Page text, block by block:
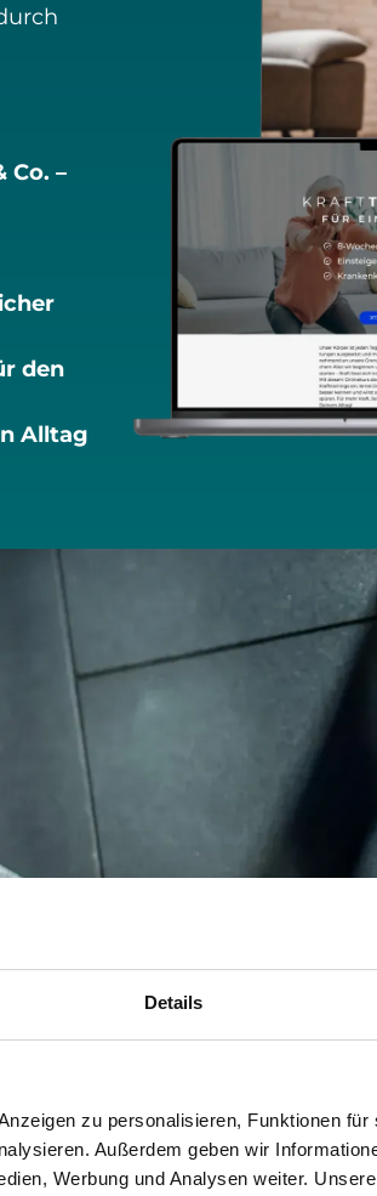
Details
zu personalisieren, Funktionen
Außerdem geben wir
Werbung und Analysen weiter.
Co. –
den
Alltag